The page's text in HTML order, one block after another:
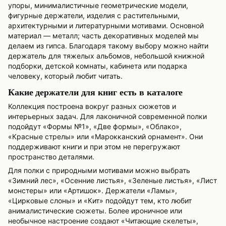
упоры, минималистичные геометрические модели,
фигурные держатели, изделия с растительными,
архитектурными и литературными мотивами. Основной
материал — металл; часть декоративных моделей мы
делаем из гипса. Благодаря такому выбору можно найти
держатель для тяжелых альбомов, небольшой книжной
подборки, детской комнаты, кабинета или подарка
человеку, который любит читать.
Какие держатели для книг есть в каталоге
Коллекция построена вокруг разных сюжетов и
интерьерных задач. Для лаконичной современной полки
подойдут «Формы №1», «Две формы», «Облако»,
«Красные стрелы» или «Марокканский орнамент». Они
поддерживают книги и при этом не перегружают
пространство деталями.
Для полки с природными мотивами можно выбрать
«Зимний лес», «Осенние листья», «Зеленые листья», «Лист
монстеры» или «Артишок». Держатели «Ламы»,
«Цирковые слоны» и «Кит» подойдут тем, кто любит
анималистические сюжеты. Более ироничное или
необычное настроение создают «Читающие скелеты»,